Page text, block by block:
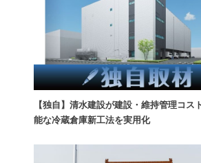
【独自】清水建設が建設・維持管理コス
能な冷蔵倉庫新工法を実用化